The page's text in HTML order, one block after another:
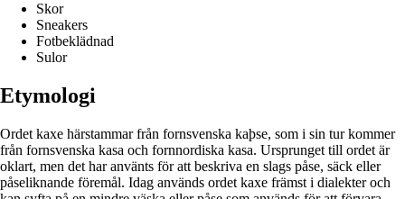
Skor
Sneakers
Fotbeklädnad
Sulor
Etymologi
Ordet kaxe härstammar från fornsvenska kaþse, som i sin tur kommer
från fornsvenska kasa och fornnordiska kasa. Ursprunget till ordet är
oklart, men det har använts för att beskriva en slags påse, säck eller
påseliknande föremål. Idag används ordet kaxe främst i dialekter och